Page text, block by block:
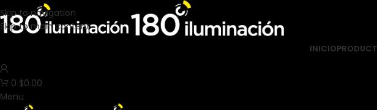
Skip to navigation
Skip to main content
INICIO
0 $0.00
Menu